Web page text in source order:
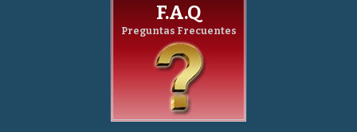
F.A.Q
Preguntas Frecuentes